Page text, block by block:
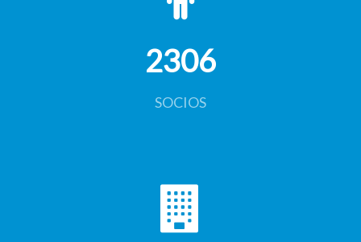
2306
SOCIOS